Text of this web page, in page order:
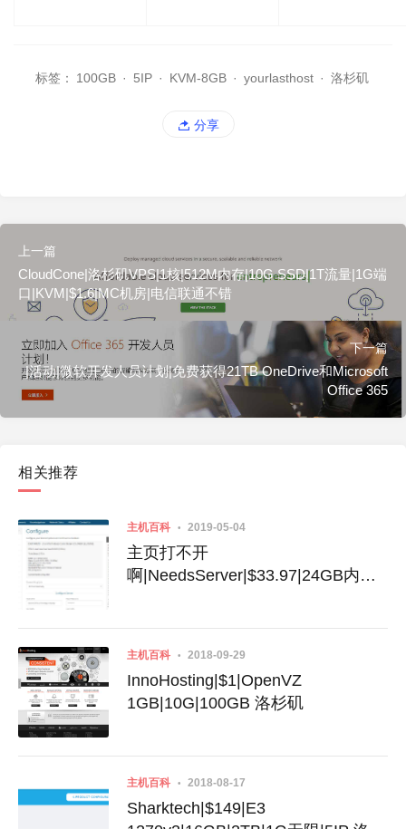
标签： 100GB · 5IP · KVM-8GB · yourlasthost · 洛杉矶
分享
上一篇
CloudCone|洛杉矶VPS|1核|512M内存|10G SSD|1T流量|1G端
口|KVM|$1.6|MC机房|电信联通不错
下一篇
|活动|微软开发人员计划|免费获得21TB OneDrive和Microsoft
Office 365
相关推荐
主机百科 2019-05-04
主页打不开
啊|NeedsServer|$33.97|24GB内
主机百科 2018-09-29
InnoHosting|$1|OpenVZ
1GB|10G|100GB 洛杉矶
主机百科 2018-08-17
Sharktech|$149|E3